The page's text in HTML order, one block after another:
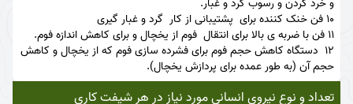
10 فن خنک کننده برای پشتیبانی از کار گرد و غبار گیری
11 فن با ضربه ی بالا برای انتقال فوم از یخچال و برای کاهش اندازه فوم.
12 دستگاه کاهش حجم فوم برای فشرده سازی فوم که از یخچال و کاهش
حجم آن (به طور عمده برای پردازش یخچال).
تعداد و نوع نیروی انسانی مورد نیاز در هر شیفت کاری